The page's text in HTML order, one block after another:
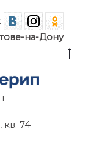
на-Дону
кв. 74